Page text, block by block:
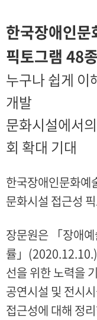
한국장애인
픽토그램 48
누구나 쉽게 이
개발
문화시설에서
회 확대 기대
한국장애인문화예
문화시설 접근성
장문원은 「장애
률」
선을 위한 노력을
공연시설 및 전시
접근성에 대해 정